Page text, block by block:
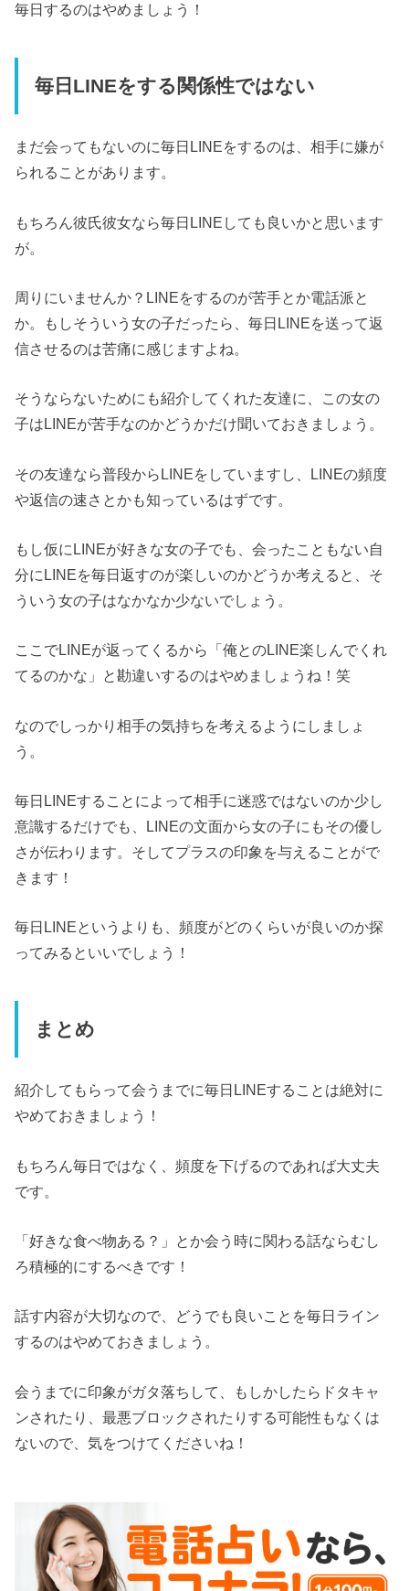
毎日するのはやめましょう！
毎日LINEをする関係性ではない
まだ会ってもないのに毎日LINEをするのは、相手に嫌が
られることがあります。
もちろん彼氏彼女なら毎日LINEしても良いかと思います
が。
周りにいませんか？LINEをするのが苦手とか電話派と
か。もしそういう女の子だったら、毎日LINEを送って返
信させるのは苦痛に感じますよね。
そうならないためにも紹介してくれた友達に、この女の
子はLINEが苦手なのかどうかだけ聞いておきましょう。
その友達なら普段からLINEをしていますし、LINEの頻度
や返信の速さとかも知っているはずです。
もし仮にLINEが好きな女の子でも、会ったこともない自
分にLINEを毎日返すのが楽しいのかどうか考えると、そ
ういう女の子はなかなか少ないでしょう。
ここでLINEが返ってくるから「俺とのLINE楽しんでくれ
てるのかな」と勘違いするのはやめましょうね！笑
なのでしっかり相手の気持ちを考えるようにしましょ
う。
毎日LINEすることによって相手に迷惑ではないのか少し
意識するだけでも、LINEの文面から女の子にもその優し
さが伝わります。そしてプラスの印象を与えることがで
きます！
毎日LINEというよりも、頻度がどのくらいが良いのか探
ってみるといいでしょう！
まとめ
紹介してもらって会うまでに毎日LINEすることは絶対に
やめておきましょう！
もちろん毎日ではなく、頻度を下げるのであれば大丈夫
です。
「好きな食べ物ある？」とか会う時に関わる話ならむし
ろ積極的にするべきです！
話す内容が大切なので、どうでも良いことを毎日ライン
するのはやめておきましょう。
会うまでに印象がガタ落ちして、もしかしたらドタキャ
ンされたり、最悪ブロックされたりする可能性もなくは
ないので、気をつけてくださいね！